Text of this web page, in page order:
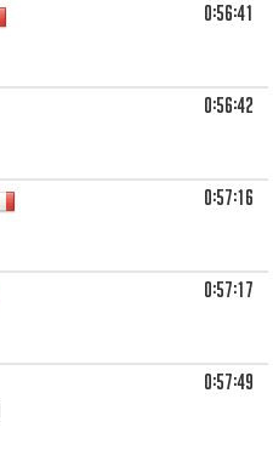
0:56:41
0:56:42
0:57:16
0:57:17
0:57:49